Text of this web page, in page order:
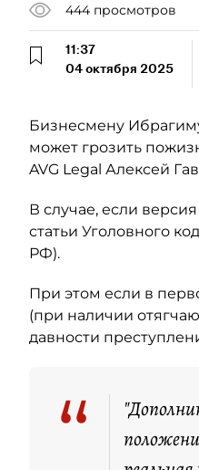
444 просмотров
11:37
04 октября 2025
Бизнесмену
может грозить
AVG Legal Алексей
В случае, если
статьи Уголовного
РФ).
При этом если в
(при наличии
давности
“